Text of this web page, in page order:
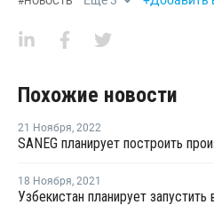
Похожие новости
21 Ноября, 2022
18 Ноября, 2021